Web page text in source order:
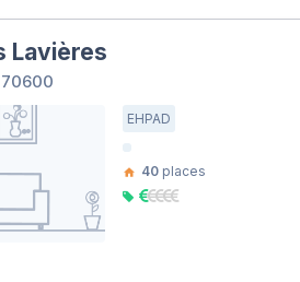
Lavières
EHPAD
40 places